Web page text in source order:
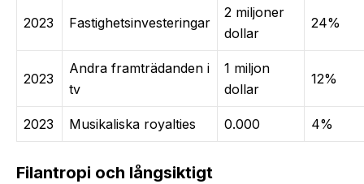
2023 Fastighetsinvesteringar
2 miljoner
dollar
24%
2023
Andra framträdanden i
tv
1 miljon
dollar
12%
2023 Musikaliska royalties 0.000 4%
Filantropi och långsiktigt